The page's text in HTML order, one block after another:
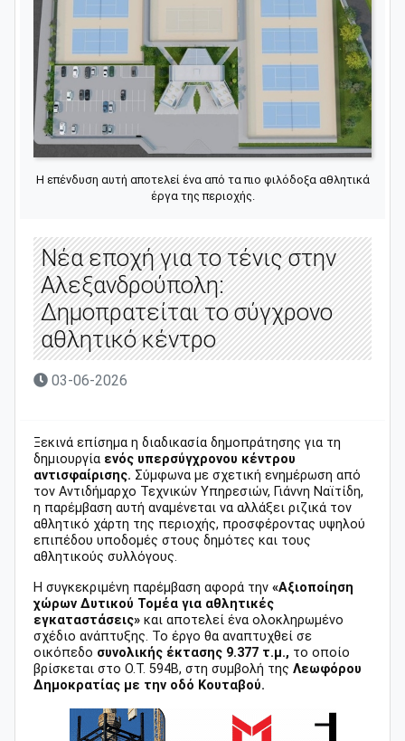
Η επένδυση αυτή αποτελεί ένα από τα πιο φιλόδοξα αθλητικά
έργα της περιοχής.
Νέα εποχή για το τένις στην
Αλεξανδρούπολη:
Δημοπρατείται το σύγχρονο
αθλητικό κέντρο
03-06-2026
Ξεκινά επίσημα η διαδικασία δημοπράτησης για τη
δημιουργία ενός υπερσύγχρονου κέντρου
αντισφαίρισης. Σύμφωνα με σχετική ενημέρωση από
τον Αντιδήμαρχο Τεχνικών Υπηρεσιών, Γιάννη Ναϊτίδη,
η παρέμβαση αυτή αναμένεται να αλλάξει ριζικά τον
αθλητικό χάρτη της περιοχής, προσφέροντας υψηλού
επιπέδου υποδομές στους δημότες και τους
αθλητικούς συλλόγους.
Η συγκεκριμένη παρέμβαση αφορά την «Αξιοποίηση
χώρων Δυτικού Τομέα για αθλητικές
εγκαταστάσεις» και αποτελεί ένα ολοκληρωμένο
σχέδιο ανάπτυξης. Το έργο θα αναπτυχθεί σε
οικόπεδο συνολικής έκτασης 9.377 τ.μ., το οποίο
βρίσκεται στο Ο.Τ. 594Β, στη συμβολή της Λεωφόρου
Δημοκρατίας με την οδό Κουταβού.